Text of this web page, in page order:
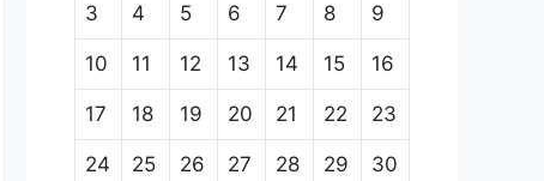
3 4 5 6 7 8 9
10 11 12 13 14 15 16
17 18 19 20 21 22 23
24 25 26 27 28 29 30